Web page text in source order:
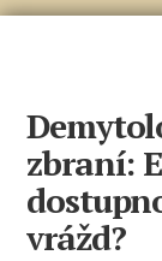
zbraní:
vrážd?